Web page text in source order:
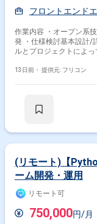
フロントエンド
作業内容 ・オープン系
発 ・仕様検討基本設計/
ルとプロジェクトによ
13日前・ 提供元: フリコン
(リモート)【
ーム開発・運用
リモート可
750,000円/月